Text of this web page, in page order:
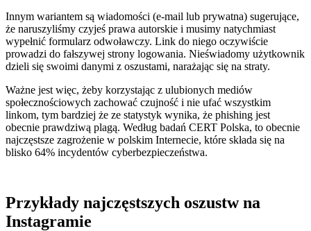
Innym wariantem są wiadomości (e-mail lub prywatna) sugerujące,
że naruszyliśmy czyjeś prawa autorskie i musimy natychmiast
wypełnić formularz odwoławczy. Link do niego oczywiście
prowadzi do fałszywej strony logowania. Nieświadomy użytkownik
dzieli się swoimi danymi z oszustami, narażając się na straty.
Ważne jest więc, żeby korzystając z ulubionych mediów
społecznościowych zachować czujność i nie ufać wszystkim
linkom, tym bardziej że ze statystyk wynika, że phishing jest
obecnie prawdziwą plagą. Według badań CERT Polska, to obecnie
najczęstsze zagrożenie w polskim Internecie, które składa się na
blisko 64% incydentów cyberbezpieczeństwa.
Przykłady najczęstszych oszustw na
Instagramie